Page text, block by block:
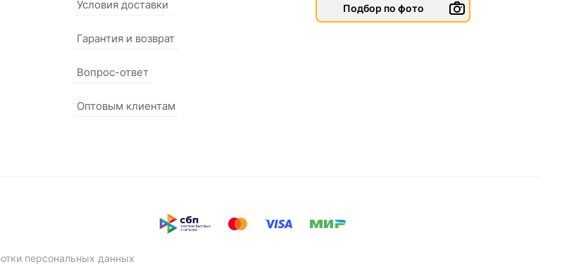
Условия доставки
Гарантия и возврат
Вопрос-ответ
Оптовым клиентам
Подбор по фото
персональных данных